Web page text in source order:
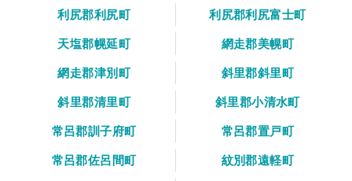
利尻郡利尻町
利尻郡利尻富士町
天塩郡幌延町
網走郡美幌町
網走郡津別町
斜里郡斜里町
斜里郡清里町
斜里郡小清水町
常呂郡訓子府町
常呂郡置戸町
常呂郡佐呂間町
紋別郡遠軽町